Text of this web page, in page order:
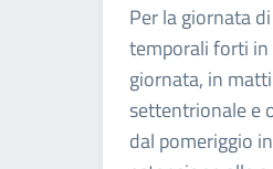
Per la giornata
temporali forti
giornata, in
settentrionale e
dal pomeriggio